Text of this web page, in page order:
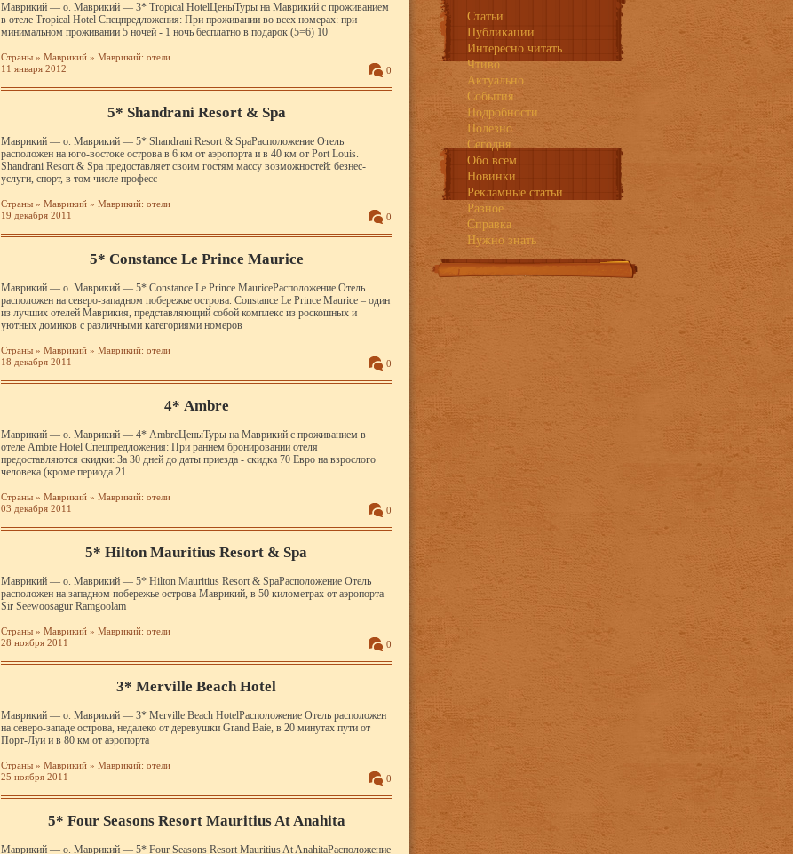
Маврикий — о. Маврикий — 3* Tropical HotelЦеныТуры на Маврикий с проживанием
в отеле Tropical Hotel Спецпредложения: При проживании во всех номерах: при
минимальном проживании 5 ночей - 1 ночь бесплатно в подарок (5=6) 10
Страны » Маврикий » Маврикий: отели
11 января 2012
0
5* Shandrani Resort & Spa
Маврикий — о. Маврикий — 5* Shandrani Resort & SpaРасположение Отель
расположен на юго-востоке острова в 6 км от аэропорта и в 40 км от Port Louis.
Shandrani Resort & Spa предоставляет своим гостям массу возможностей: безнес-
услуги, спорт, в том числе професс
Страны » Маврикий » Маврикий: отели
19 декабря 2011
0
5* Constance Le Prince Maurice
Маврикий — о. Маврикий — 5* Constance Le Prince MauriceРасположение Отель
расположен на северо-западном побережье острова. Constance Le Prince Maurice – один
из лучших отелей Маврикия, представляющий собой комплекс из роскошных и
уютных домиков с различными категориями номеров
Страны » Маврикий » Маврикий: отели
18 декабря 2011
0
4* Ambre
Маврикий — о. Маврикий — 4* AmbreЦеныТуры на Маврикий с проживанием в
отеле Ambre Hotel Спецпредложения: При раннем бронировании отеля
предоставляются скидки: За 30 дней до даты приезда - скидка 70 Евро на взрослого
человека (кроме периода 21
Страны » Маврикий » Маврикий: отели
03 декабря 2011
0
5* Hilton Mauritius Resort & Spa
Маврикий — о. Маврикий — 5* Hilton Mauritius Resort & SpaРасположение Отель
расположен на западном побережье острова Маврикий, в 50 километрах от аэропорта
Sir Seewoosagur Ramgoolam
Страны » Маврикий » Маврикий: отели
28 ноября 2011
0
3* Merville Beach Hotel
Маврикий — о. Маврикий — 3* Merville Beach HotelРасположение Отель расположен
на северо-западе острова, недалеко от деревушки Grand Baie, в 20 минутах пути от
Порт-Луи и в 80 км от аэропорта
Страны » Маврикий » Маврикий: отели
25 ноября 2011
0
5* Four Seasons Resort Mauritius At Anahita
Маврикий — о. Маврикий — 5* Four Seasons Resort Mauritius At AnahitaРасположение
Ангилья
Антигуа и Барбуда
Аруба
Багамские острова
Барбадос
Бахрейн
Бермудские острова
Британские
Виргинские острова
Вануату
Гавайские о-ва
Гваделупа
Испания Ибица
Доминиканская
Республика
Израиль
Малайзия
Непал
Марокко
Сингапур
Танзания
Украина
Швеция
Статьи
Публикации
Интересно читать
Чтиво
Актуально
События
Подробности
Полезно
Сегодня
Обо всем
Новинки
Рекламные статьи
Разное
Справка
Нужно знать